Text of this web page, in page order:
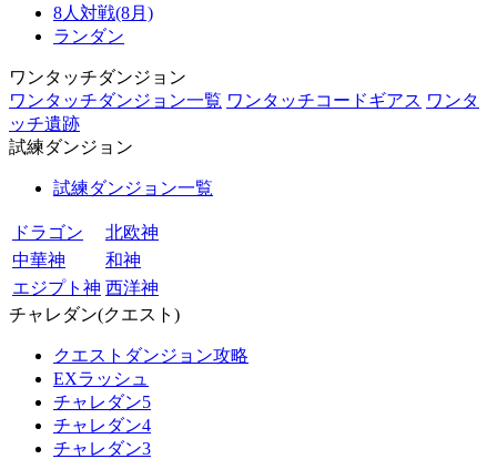
8人対戦(8月)
ランダン
ワンタッチダンジョン
ワンタッチダンジョン一覧 ワンタッチコードギアス ワンタ
ッチ遺跡
試練ダンジョン
試練ダンジョン一覧
ドラゴン
北欧神
中華神
和神
エジプト神 西洋神
チャレダン(クエスト)
クエストダンジョン攻略
EXラッシュ
チャレダン5
チャレダン4
チャレダン3